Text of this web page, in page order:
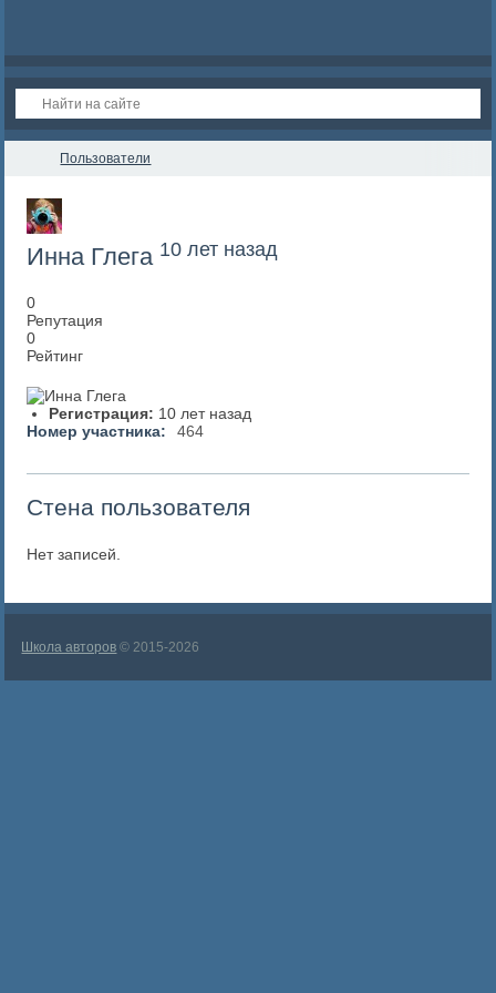
Пользователи
Инна Глега 10 лет назад
0
Репутация
0
Рейтинг
Регистрация: 10 лет назад
Номер участника:
464
Стена пользователя
Нет записей.
Школа авторов © 2015-2026